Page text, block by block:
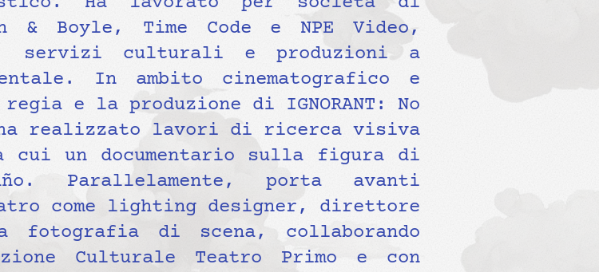
& Boyle, Time Code e NPE Video,
servizi culturali e produzioni a
In ambito cinematografico e
e la produzione di IGNORANT: No
ha realizzato lavori di ricerca visiva
cui un documentario sulla figura di
Parallelamente, porta avanti
come lighting designer, direttore
di scena, collaborando
Culturale Teatro Primo e con